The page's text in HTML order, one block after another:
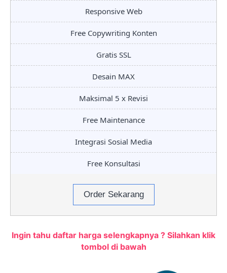
Responsive Web
Free Copywriting Konten
Gratis SSL
Desain MAX
Maksimal 5 x Revisi
Free Maintenance
Integrasi Sosial Media
Free Konsultasi
Order Sekarang
Ingin tahu daftar harga selengkapnya ? Silahkan klik
tombol di bawah